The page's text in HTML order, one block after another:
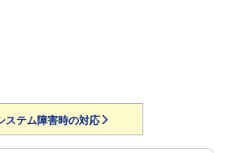
ステム障害時の対応